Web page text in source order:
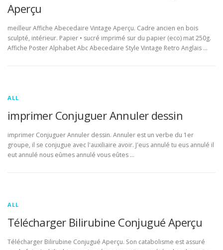
Aperçu
meilleur Affiche Abecedaire Vintage Aperçu. Cadre ancien en bois
sculpté, intérieur. Papier • sucré imprimé sur du papier (eco) mat 250g.
Affiche Poster Alphabet Abc Abecedaire Style Vintage Retro Anglais …
ALL
imprimer Conjuguer Annuler dessin
imprimer Conjuguer Annuler dessin. Annuler est un verbe du 1er
groupe, il se conjugue avec l'auxiliaire avoir. J'eus annulé tu eus annulé il
eut annulé nous eûmes annulé vous eûtes …
ALL
Télécharger Bilirubine Conjugué Aperçu
Télécharger Bilirubine Conjugué Aperçu. Son catabolisme est assuré